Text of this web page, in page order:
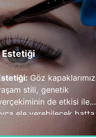
Estetiği
Göz kapaklarımız
stili, genetik
de etkisi ile
ele verebilecek hatta
yaşlı gösteren